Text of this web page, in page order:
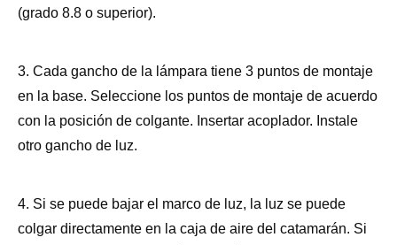
(grado 8.8 o superior).
3. Cada gancho de la lámpara tiene 3 puntos de montaje
en la base. Seleccione los puntos de montaje de acuerdo
con la posición de colgante. Insertar acoplador. Instale
otro gancho de luz.
4. Si se puede bajar el marco de luz, la luz se puede
colgar directamente en la caja de aire del catamarán. Si